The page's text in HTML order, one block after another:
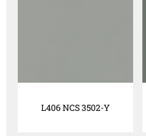
L406 NCS 3502-Y